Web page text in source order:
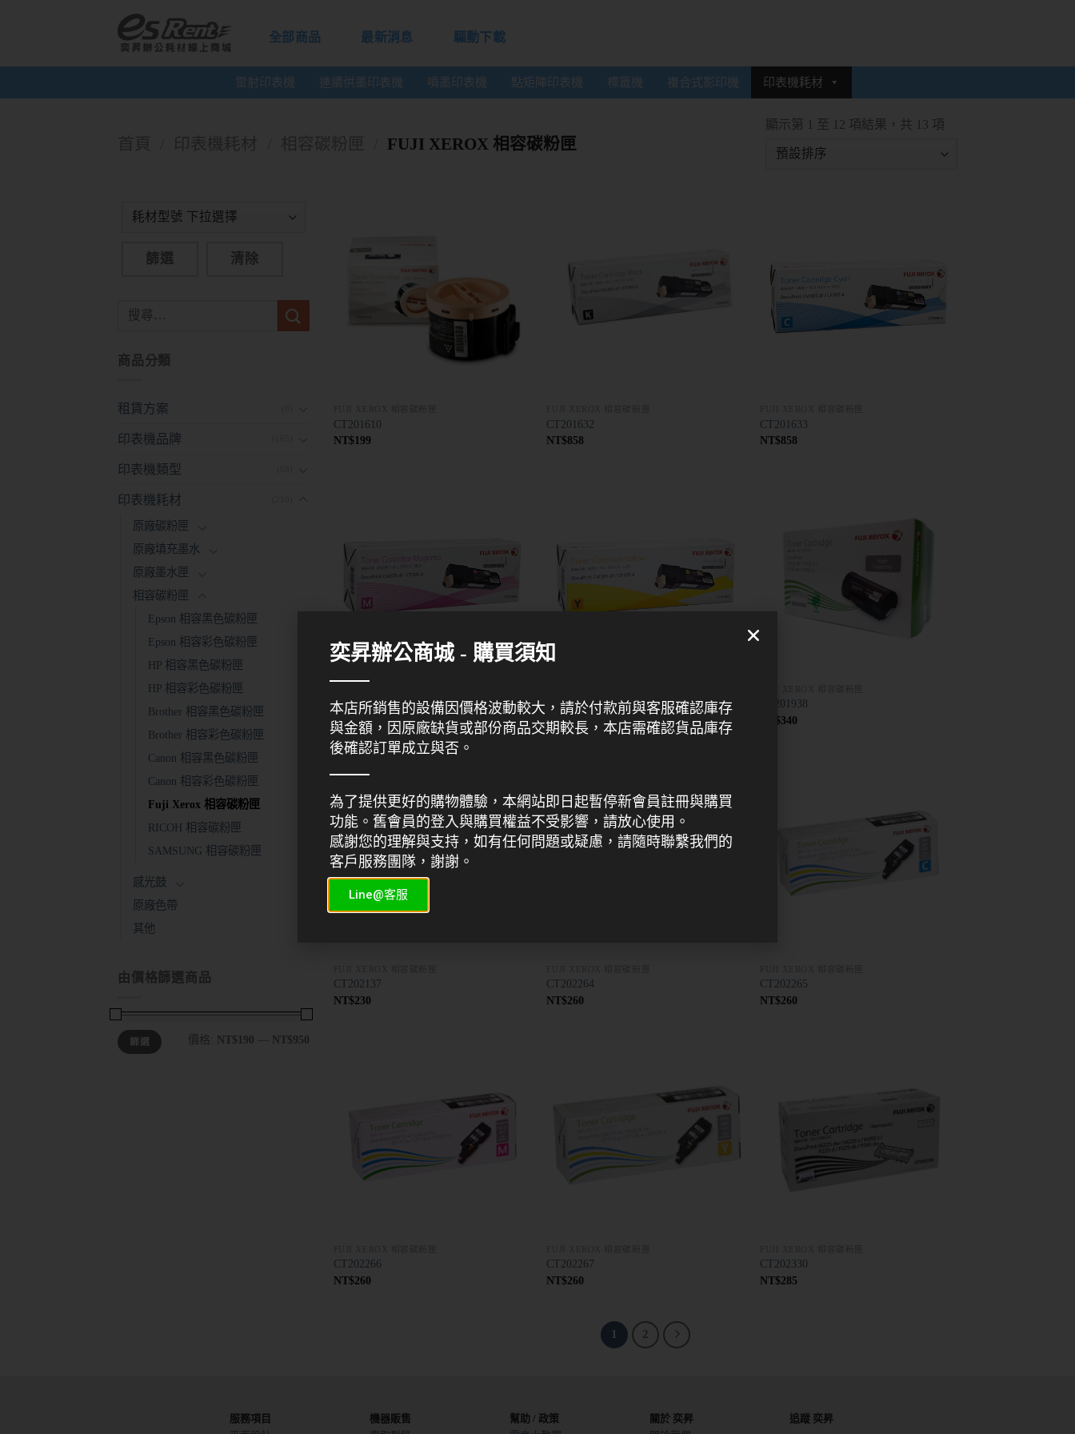
全部商品 最新消息 驅動下載
雷射印表機 連續供墨印表機 噴墨印表機 點矩陣印表機 標籤機 複合式影印機 印表機耗材
FUJI XEROX 相容碳粉匣
顯示第 1 至 12 項結果，共 13 項
篩選 清除
商品分類
租賃方案
印表機品牌
印表機類型
印表機耗材
原廠碳粉匣
原廠填充墨水
原廠墨水匣
相容碳粉匣
Epson 相容黑色碳粉匣
Epson 相容彩色碳粉匣
HP 相容黑色碳粉匣
HP 相容彩色碳粉匣
Brother 相容黑色碳粉匣
Brother 相容彩色碳粉匣
Canon 相容黑色碳粉匣
Canon 相容彩色碳粉匣
Fuji Xerox 相容碳粉匣
RICOH 相容碳粉匣
SAMSUNG 相容碳粉匣
感光鼓
原廠色帶
其他
由價格篩選商品
篩選 價格: NT$190 NT$950
CT201610
NT$199
CT201632
NT$858
CT201633
NT$858
CT201634
NT$858
CT201635
NT$858
CT201938
NT$340
CT202137
NT$230
CT202264
NT$260
CT202265
NT$260
CT202266
NT$260
CT202267
NT$260
CT202330
NT$285
1 2
服務項目
機器販售
幫助 / 政策
關於 奕昇
追蹤 奕昇
奕昇辦公商城 - 購買須知
本店所銷售的設備因價格波動較大，請於付款前與客服確認庫存
與金額，因原廠缺貨或部份商品交期較長，本店需確認貨品庫存
後確認訂單成立與否。
為了提供更好的購物體驗，本網站即日起暫停新會員註冊與購買
功能。舊會員的登入與購買權益不受影響，請放心使用。
感謝您的理解與支持，如有任何問題或疑慮，請隨時聯繫我們的
客戶服務團隊，謝謝。
Line@客服